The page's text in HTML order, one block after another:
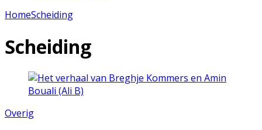
HomeScheiding
Scheiding
Overig